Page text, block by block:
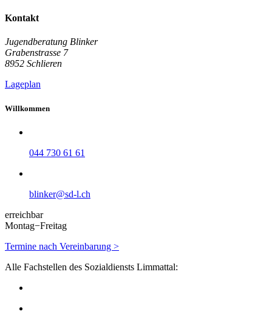
Kontakt
Jugendberatung Blinker
Grabenstrasse 7
8952 Schlieren
Lageplan
Willkommen
044 730 61 61
blinker@sd-l.ch
erreichbar
Montag−Freitag
Termine nach Vereinbarung >
Alle Fachstellen des Sozialdiensts Limmattal: